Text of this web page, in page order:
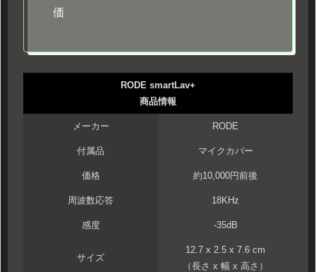
価
RODE smartLav+
商品情報
メーカー RODE
付属品 マイクカバー
価格 約10,000円前後
周波数応答 18KHz
感度 -35dB
サイズ
12.7 x 2.5 x 7.6 cm
（長さ x 幅 x 高さ）